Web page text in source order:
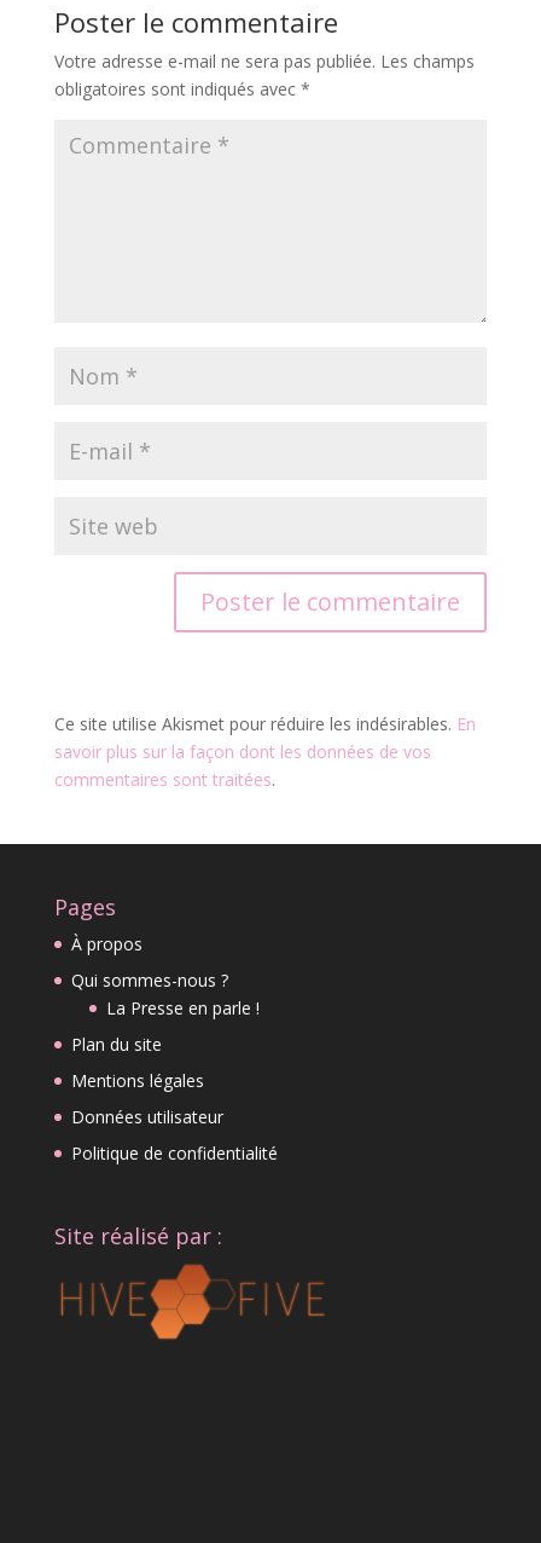
Poster le commentaire
Votre adresse e-mail ne sera pas publiée. Les champs
obligatoires sont indiqués avec *
Ce site utilise Akismet pour réduire les indésirables. En
savoir plus sur la façon dont les données de vos
commentaires sont traitées.
Pages
À propos
Qui sommes-nous ?
La Presse en parle !
Plan du site
Mentions légales
Données utilisateur
Politique de confidentialité
Site réalisé par :